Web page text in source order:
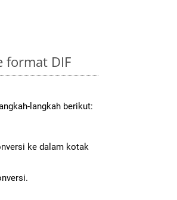
format DIF
langkah berikut:
ke dalam kotak